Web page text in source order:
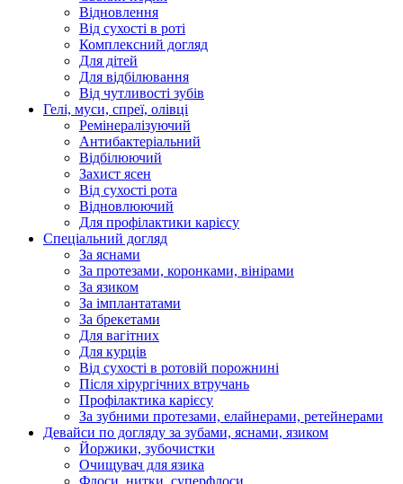
Відновлення
Від сухості в роті
Комплексний догляд
Для дітей
Для відбілювання
Від чутливості зубів
Гелі, муси, спреї, олівці
Ремінералізуючий
Антибактеріальний
Відбілюючий
Захист ясен
Від сухості рота
Відновлюючий
Для профілактики карієсу
Спеціальний догляд
За яснами
За протезами, коронками, вінірами
За язиком
За імплантатами
За брекетами
Для вагітних
Для курців
Від сухості в ротовій порожнині
Після хірургічних втручань
Профілактика карієсу
За зубними протезами, елайнерами, ретейнерами
Девайси по догляду за зубами, яснами, язиком
Йоржики, зубочистки
Очищувач для язика